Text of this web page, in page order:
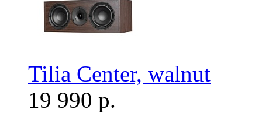
Tilia Center, walnut
19 990 р.